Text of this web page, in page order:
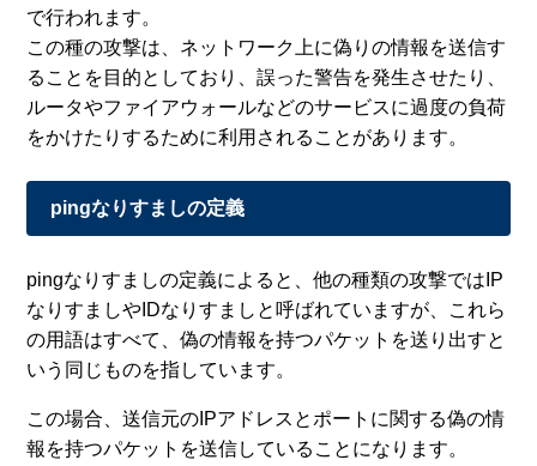
で行われます。
この種の攻撃は、ネットワーク上に偽りの情報を送信す
ることを目的としており、誤った警告を発生させたり、
ルータやファイアウォールなどのサービスに過度の負荷
をかけたりするために利用されることがあります。
pingなりすましの定義
pingなりすましの定義によると、他の種類の攻撃ではIP
なりすましやIDなりすましと呼ばれていますが、これら
の用語はすべて、偽の情報を持つパケットを送り出すと
いう同じものを指しています。
この場合、送信元のIPアドレスとポートに関する偽の情
報を持つパケットを送信していることになります。